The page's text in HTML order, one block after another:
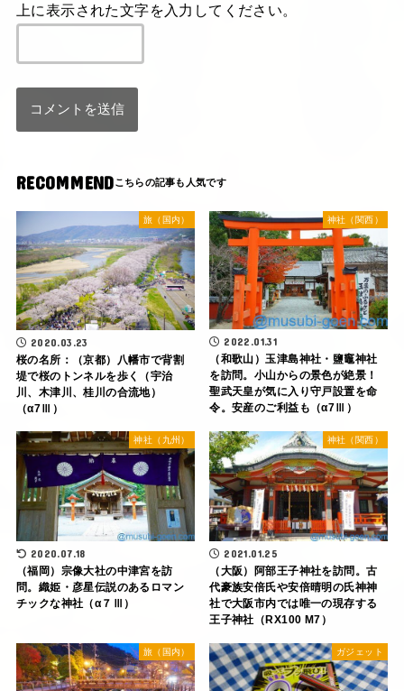
上に表示された文字を入力してください。
RECOMMEND
旅（国内）
2020.03.23
桜の名所：（京都）八幡市で背割
堤で桜のトンネルを歩く（宇治
川、木津川、桂川の合流地）
（α7Ⅲ）
神社（関西）
2022.01.31
（和歌山）玉津島神社・鹽竈神社
を訪問。小山からの景色が絶景！
聖武天皇が気に入り守戸設置を命
令。安産のご利益も（α7Ⅲ）
神社（九州）
2020.07.18
（福岡）宗像大社の中津宮を訪
問。織姫・彦星伝説のあるロマン
チックな神社（α７Ⅲ）
神社（関西）
2021.01.25
（大阪）阿部王子神社を訪問。古
代豪族安倍氏や安倍晴明の氏神神
社で大阪市内では唯一の現存する
王子神社（RX100 M7）
旅（国内） ガジェット